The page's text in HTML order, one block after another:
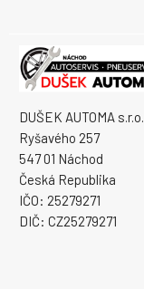
DUŠEK AUTOMA s.r.o.
Ryšavého 257
547 01 Náchod
Česká Republika
IČO: 25279271
DIČ: CZ25279271